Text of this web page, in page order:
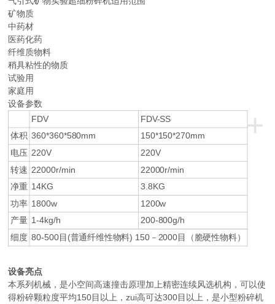
矿物质
中药材
医药化药
纤维质物料
稍具粘性的物质
试验用
家庭用
设备参数
+
FDV
FDV-SS
体积 360*360*580mm 150*150*270mm
电压 220V 220V
转速 22000r/min
22000r/min
净重 14KG
3.8KG
功率 1800w
1200w
产量 1-4kg/h
200-800g/h
细度 80-500目(普通纤维性物料) 150－2000目（脆硬性物料）
设备亮点
本系列机械，是小空间高速撞击原理加上精密连续风选机构，可以使
得粉碎颗粒度平均150目以上，zui高可达300目以上，是小型粉碎机